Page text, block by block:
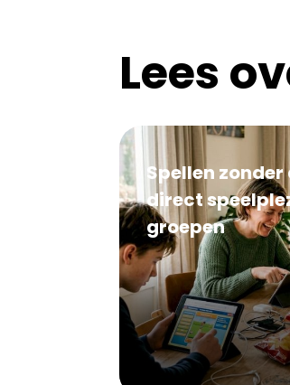
Lees
Spellen
direct
groepen